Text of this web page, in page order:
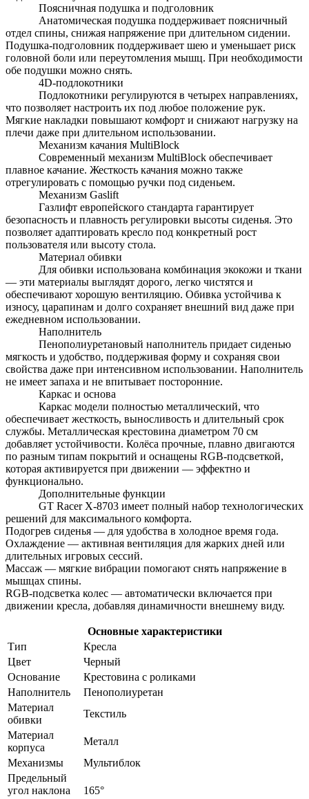
Поясничная подушка и подголовник
Анатомическая подушка поддерживает поясничный
отдел спины, снижая напряжение при длительном сидении.
Подушка-подголовник поддерживает шею и уменьшает риск
головной боли или переутомления мышц. При необходимости
обе подушки можно снять.
4D-подлокотники
Подлокотники регулируются в четырех направлениях,
что позволяет настроить их под любое положение рук.
Мягкие накладки повышают комфорт и снижают нагрузку на
плечи даже при длительном использовании.
Механизм качания MultiBlock
Современный механизм MultiBlock обеспечивает
плавное качание. Жесткость качания можно также
отрегулировать с помощью ручки под сиденьем.
Механизм Gaslift
Газлифт европейского стандарта гарантирует
безопасность и плавность регулировки высоты сиденья. Это
позволяет адаптировать кресло под конкретный рост
пользователя или высоту стола.
Материал обивки
Для обивки использована комбинация экокожи и ткани
— эти материалы выглядят дорого, легко чистятся и
обеспечивают хорошую вентиляцию. Обивка устойчива к
износу, царапинам и долго сохраняет внешний вид даже при
ежедневном использовании.
Наполнитель
Пенополиуретановый наполнитель придает сиденью
мягкость и удобство, поддерживая форму и сохраняя свои
свойства даже при интенсивном использовании. Наполнитель
не имеет запаха и не впитывает посторонние.
Каркас и основа
Каркас модели полностью металлический, что
обеспечивает жесткость, выносливость и длительный срок
службы. Металлическая крестовина диаметром 70 см
добавляет устойчивости. Колёса прочные, плавно двигаются
по разным типам покрытий и оснащены RGB-подсветкой,
которая активируется при движении — эффектно и
функционально.
Дополнительные функции
GT Racer X-8703 имеет полный набор технологических
решений для максимального комфорта.
Подогрев сиденья — для удобства в холодное время года.
Охлаждение — активная вентиляция для жарких дней или
длительных игровых сессий.
Массаж — мягкие вибрации помогают снять напряжение в
мышцах спины.
RGB-подсветка колес — автоматически включается при
движении кресла, добавляя динамичности внешнему виду.
Основные характеристики
Тип
Кресла
Цвет
Черный
Основание
Крестовина с роликами
Наполнитель
Пенополиуретан
Материал
обивки
Текстиль
Материал
корпуса
Металл
Механизмы
Мультиблок
Предельный
угол наклона
165°